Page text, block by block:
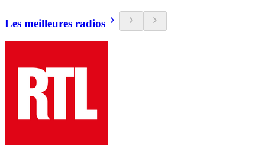
Les meilleures radios